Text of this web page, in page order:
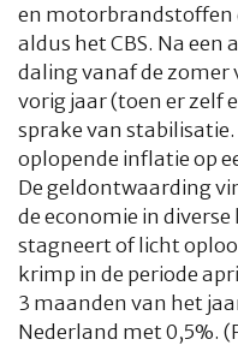
en motorbrandstoffen
aldus het CBS. Na
daling vanaf de zomer
vorig jaar (toen er zelf
sprake van
oplopende inflatie op
De geldontwaarding
de economie in
stagneert of licht
krimp in de periode
3 maanden van het
Nederland met 0,5%.